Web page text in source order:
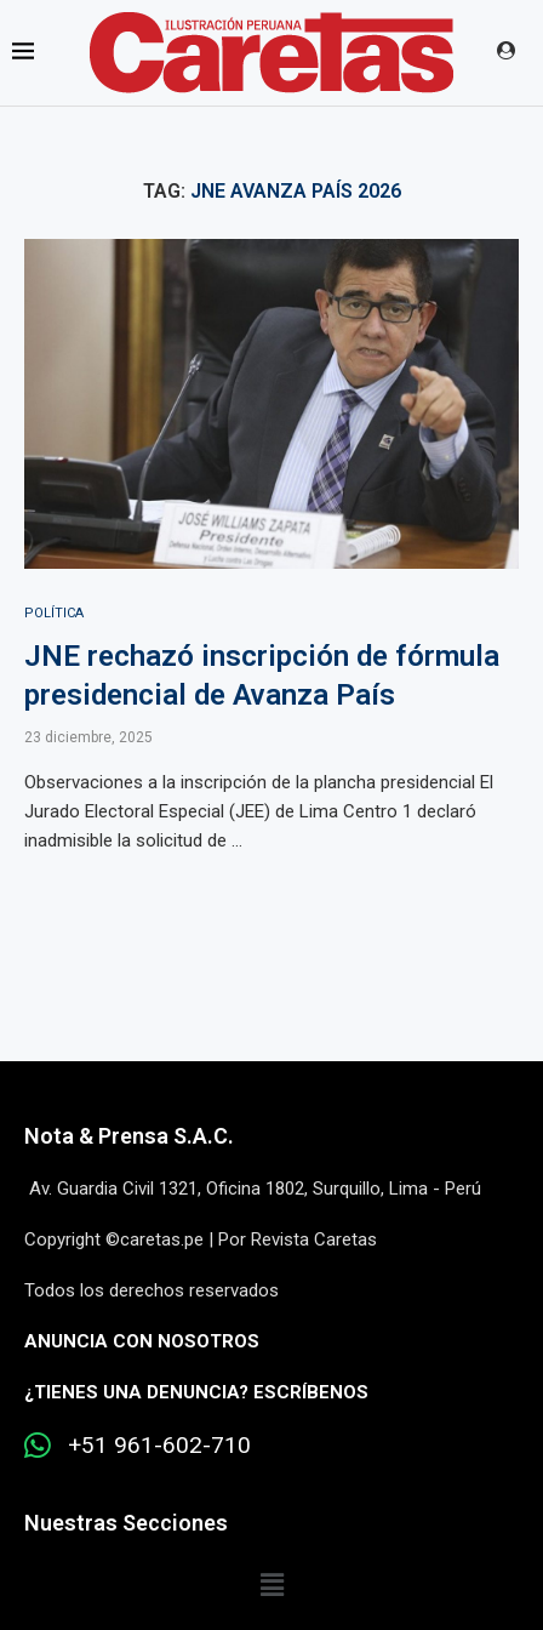
TAG: JNE AVANZA PAÍS 2026
POLÍTICA
JNE rechazó inscripción de fórmula
presidencial de Avanza País
23 diciembre, 2025
Observaciones a la inscripción de la plancha presidencial El
Jurado Electoral Especial (JEE) de Lima Centro 1 declaró
inadmisible la solicitud de ...
Nota & Prensa S.A.C.
Av. Guardia Civil 1321, Oficina 1802, Surquillo, Lima - Perú
Copyright ©caretas.pe | Por Revista Caretas
Todos los derechos reservados
ANUNCIA CON NOSOTROS
¿TIENES UNA DENUNCIA? ESCRÍBENOS
+51 961-602-710
Nuestras Secciones